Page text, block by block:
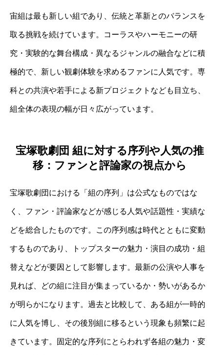
宙組は最も新しい組であり、伝統と革新とのバランスを
取る挑戦を続けています。コーラスやハーモニーの研
究・実験的な舞台構成・異なるジャンルの融合などに積
極的で、新しい観劇体験を求めるファンに人気です。専
科との共演や若手による新プロジェクトなども目立ち、
組全体の表現の幅が日々広がっています。
宝塚歌劇団 組に対する序列や人気の推
移：ファンと評論家の視点から
宝塚歌劇団における「組の序列」は公式なものではな
く、ファン・評論家などが感じる人気や話題性・実績な
どを総合したものです。この序列感は時代とともに変動
するものであり、トップスターの魅力・演目の成功・組
替えなどが要因として影響します。最新の公演や人事を
見れば、どの組に注目が集まっているか・勢いがあるか
が明らかになります。過去と比較して、ある組が一時的
に人気を博し、その後別組に移るという現象も頻繁に起
きています。固定的な序列にとらわれず各組の魅力・変